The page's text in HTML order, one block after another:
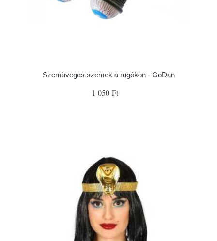
Szemüveges szemek a rugókon - GoDan
1 050 Ft